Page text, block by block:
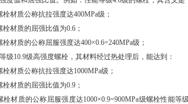
栓材质公称抗拉强度达400MPa级；
栓材质的屈强比值为0.6 ；
栓材质的公称屈服强度达400×0.6=240MPa级；
级10.9级高强度螺栓，其材料经过热处理后，能达到：
栓材质公称抗拉强度达1000MPa级；
栓材质的屈强比值为0.9 ；
栓材质的公称屈服强度达1000×0.9=900MPa级螺栓性能等